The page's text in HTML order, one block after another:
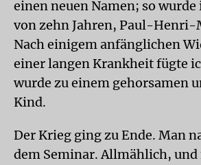
einen neuen Namen; so
von zehn Jahren, Paul-Henri-
Nach einigem anfänglichen
einer langen Krankheit fügte
wurde zu einem gehorsamen
Kind.
Der Krieg ging zu Ende. Man
dem Seminar. Allmählich,